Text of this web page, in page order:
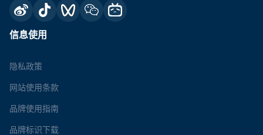
信息使用
隐私政策
网站使用条款
品牌使用指南
品牌标识下载